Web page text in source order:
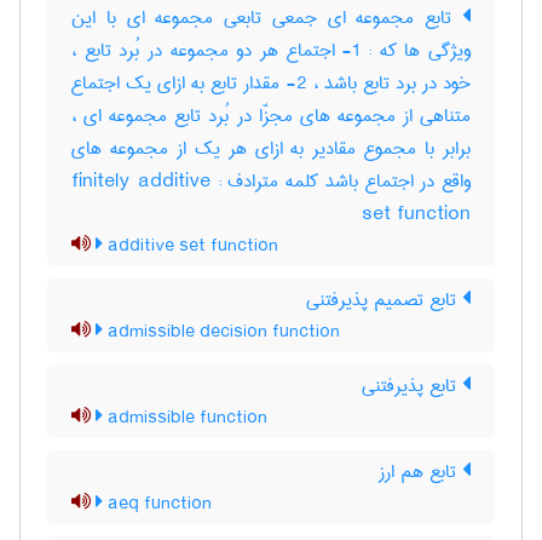
تابع مجموعه ای جمعی تابعی مجموعه ای با این
ویژگی ها که : 1- اجتماع هر دو مجموعه در بُرد تابع ،
خود در برد تابع باشد ، 2- مقدار تابع به ازای یک اجتماع
متناهی از مجموعه های مجزّا در بُرد تابع مجموعه ای ،
برابر با مجموع مقادیر به ازای هر یک از مجموعه های
واقع در اجتماع باشد کلمه مترادف : finitely additive
set function
additive set function
تابع تصمیم پذیرفتنی
admissible decision function
تابع پذیرفتنی
admissible function
تابع هم ارز
aeq function